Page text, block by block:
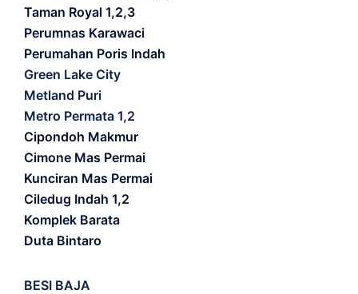
Taman Royal 1,2,3
Perumnas Karawaci
Perumahan Poris Indah
Green Lake City
Metland Puri
Metro Permata 1,2
Cipondoh Makmur
Cimone Mas Permai
Kunciran Mas Permai
Ciledug Indah 1,2
Komplek Barata
Duta Bintaro
BESI BAJA